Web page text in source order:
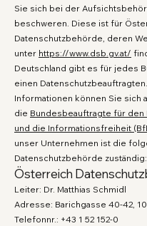
Sie sich bei der
beschweren. Diese ist für
Datenschutzbehörde, deren
unter https://www.dsb.gv.at/
Deutschland gibt es für jedes
einen
Informationen können Sie sich
die Bundesbeauftragte für den
und die Informationsfreiheit
unser Unternehmen ist die
Datenschutzbehörde zuständig:
Österreich
Leiter: Dr. Matthias Schmidl
Adresse: Barichgasse 40-42,
Telefonnr.: +43 1 52 152-0